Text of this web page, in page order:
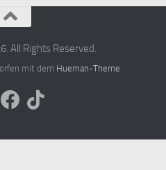
All Rights Reserved.
mit dem Hueman-Theme